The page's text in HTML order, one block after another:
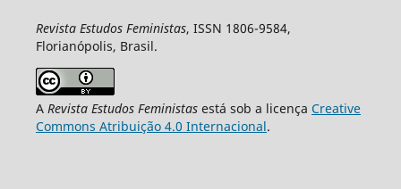
Revista Estudos Feministas, ISSN 1806-9584,
Florianópolis, Brasil.
A Revista Estudos Feministasestá sob a licença Creative
Commons Atribuição 4.0 Internacional.